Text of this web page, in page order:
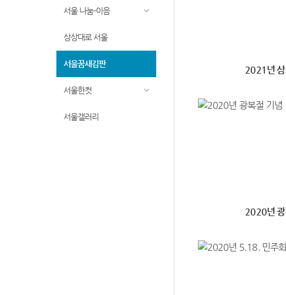
서울 나눔-이음
상상대로 서울
서울꿈새김판
서울한컷
서울갤러리
2021년
2020년